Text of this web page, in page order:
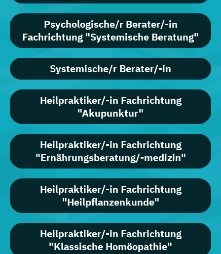
Psychologische/r Berater/-in
Fachrichtung "Systemische Beratung"
Systemische/r Berater/-in
Heilpraktiker/-in Fachrichtung
"Akupunktur"
Heilpraktiker/-in Fachrichtung
"Ernährungsberatung/-medizin"
Heilpraktiker/-in Fachrichtung
"Heilpflanzenkunde"
Heilpraktiker/-in Fachrichtung
"Klassische Homöopathie"